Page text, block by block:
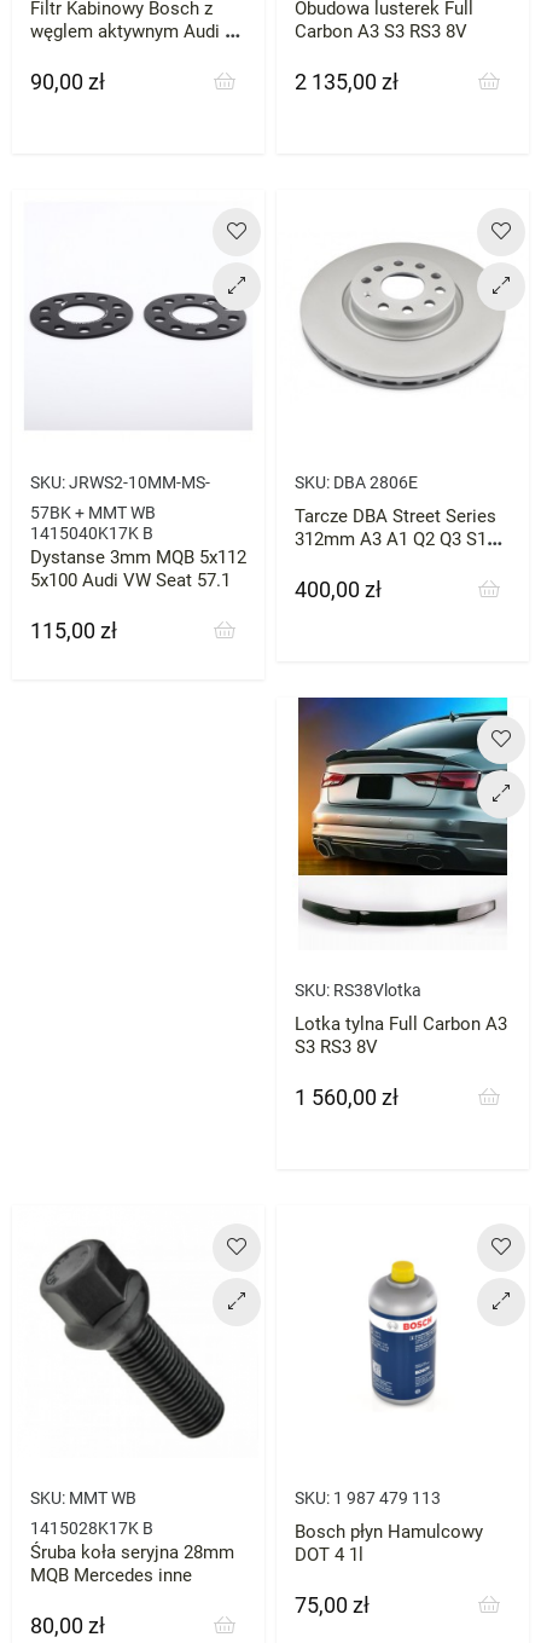
Filtr Kabinowy Bosch z
węglem aktywnym Audi S3
Cena
90,00 zł
Obudowa lusterek Full
Carbon A3 S3 RS3 8V
Cena
2 135,00 zł
SKU:JRWS2-10MM-MS-
57BK + MMT WB
1415040K17K B
Dystanse 3mm MQB 5x112
5x100 Audi VW Seat 57.1
Cena
115,00 zł
SKU: DBA 2806E
Tarcze DBA Street Series
312mm A3 A1 Q2 Q3 S1
Superb Arteon CC
Cena
400,00 zł
SKU: RS38Vlotka
Lotka tylna Full Carbon A3
S3 RS3 8V
Cena
1 560,00 zł
SKU: MMT WB
1415028K17K B
Śruba koła seryjna 28mm
MQB Mercedes inne
Cena
80,00 zł
SKU: 1 987 479 113
Bosch płyn Hamulcowy
DOT 4 1l
Cena
75,00 zł